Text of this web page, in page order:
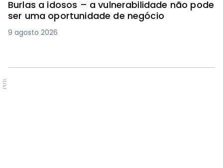
Burlas a idosos – a vulnerabilidade não pode
ser uma oportunidade de negócio
9 agosto 2026
PUB.